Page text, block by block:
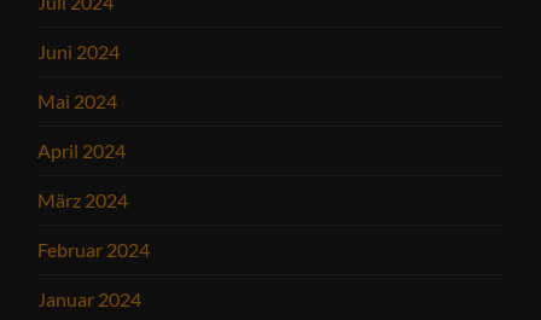
Juni 2024
Mai 2024
April 2024
März 2024
Februar 2024
Januar 2024